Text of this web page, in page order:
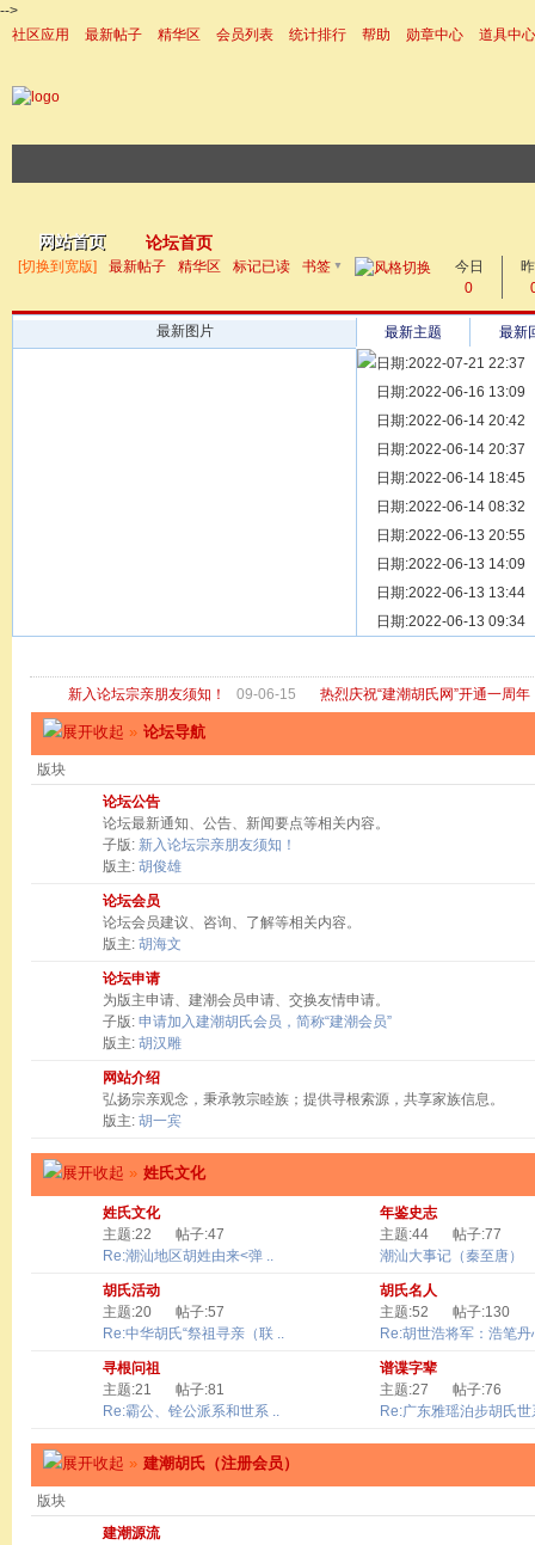
-->
社区应用
最新帖子 精华区 会员列表 统计排行 帮助 勋章中心
道具中心
网站首页 论坛首页
帖子
[切换到宽版] 最新帖子 精华区 标记已读 书签 ▼
今日
0
最新图片 最新主题
最新
日期:2022-07-21 22:37
[ 宗亲新闻 ] 同为宗亲，
日期:2022-06-16 13:09
[ 族谱知识 ] 漫话辈份
日期:2022-06-14 20:42
[ 族谱知识 ] 修族谱的用
日期:2022-06-14 20:37
[ 族谱知识 ] 一元等于多
日期:2022-06-14 18:45
[ 散文随笔 ] 写给远在天
日期:2022-06-14 08:32
[ 宗亲新闻 ] 关于“金鸡落
日期:2022-06-13 20:55
[ 庙堂宗祠 ] 洽礼祖祠
日期:2022-06-13 14:09
[ 庙堂宗祠 ] 京华胡氏二
日期:2022-06-13 13:44
[ 庙堂宗祠 ] 祖祠、家庙
日期:2022-06-13 09:34
新入论坛宗亲朋友须知！ 09-06-15 热烈庆祝“建潮胡氏网”开通一周年
» 论坛导航
版块
论坛公告
论坛最新通知、公告、新闻要点等相关内容。
子版: 新入论坛宗亲朋友须知！
版主: 胡俊雄
论坛会员
论坛会员建议、咨询、了解等相关内容。
版主: 胡海文
论坛申请
为版主申请、建潮会员申请、交换友情申请。
子版: 申请加入建潮胡氏会员，简称“建潮会员”
版主: 胡汉雕
网站介绍
弘扬宗亲观念，秉承敦宗睦族；提供寻根索源，共享家族信息。
版主: 胡一宾
» 姓氏文化
姓氏文化
主题:22
帖子:47
Re:潮汕地区胡姓由来<弹 ..
年鉴史志
主题:44
帖子:77
潮汕大事记（秦至唐）
胡氏活动
主题:20
帖子:57
Re:中华胡氏“祭祖寻亲（联 ..
胡氏名人
主题:52
帖子:130
Re:胡世浩将军：浩笔丹
寻根问祖
主题:21
帖子:81
Re:霸公、铨公派系和世系 ..
谱谍字辈
主题:27
帖子:76
Re:广东雅瑶泊步胡氏世
» 建潮胡氏（注册会员）
版块
建潮源流